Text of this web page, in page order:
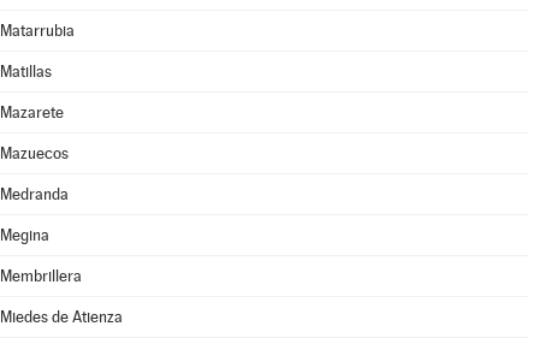
Matarrubia
Matillas
Mazarete
Mazuecos
Medranda
Megina
Membrillera
Miedes de Atienza